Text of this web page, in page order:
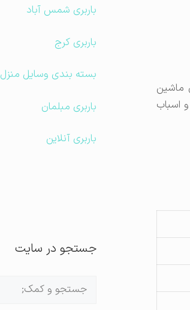
ماشین
و اسباب
باربری شمس آباد
باربری کرج
بسته بندی وسایل منزل
باربری مبلمان
باربری آنلاین
جستجو در سایت
جستجوی